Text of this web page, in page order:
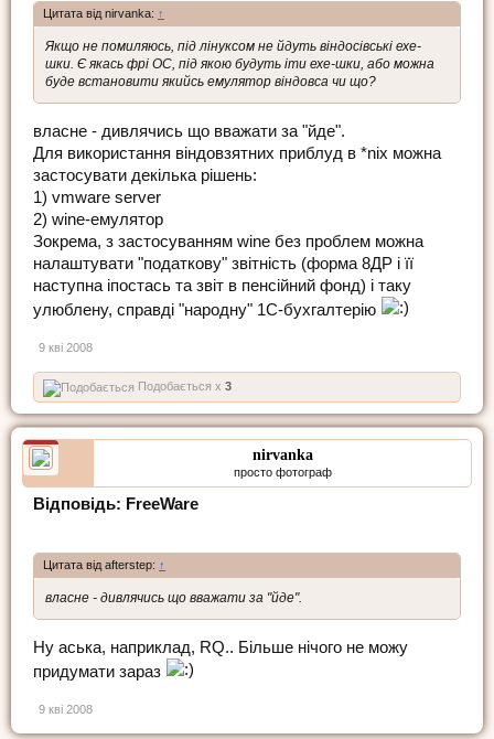
Цитата від nirvanka: ↑
Якщо не помиляюсь, під лінуксом не йдуть віндосівські ехе-
шки. Є якась фрі ОС, під якою будуть іти ехе-шки, або можна
буде встановити якийсь емулятор віндовса чи що?
власне - дивлячись що вважати за "йде".
Для використання віндовзятних приблуд в *nix можна
застосувати декілька рішень:
1) vmware server
2) wine-емулятор
Зокрема, з застосуванням wine без проблем можна
налаштувати "податкову" звітність (форма 8ДР і її
наступна іпостась та звіт в пенсійний фонд) і таку
улюблену, справді "народну" 1С-бухгалтерію
9 кві 2008
Подобається x 3
nirvanka
просто фотограф
Відповідь: FreeWare
Цитата від afterstep: ↑
власне - дивлячись що вважати за "йде".
Ну аська, наприклад, RQ.. Більше нічого не можу
придумати зараз
9 кві 2008